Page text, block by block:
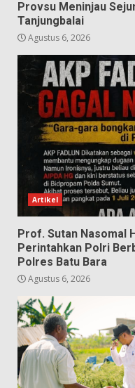
Provsu Meninjau
Tanjungbalai
Agustus 6, 2026
Artikel
Prof. Sutan Nasomal
Perintahkan Polri
Polres Batu Bara
Agustus 6, 2026